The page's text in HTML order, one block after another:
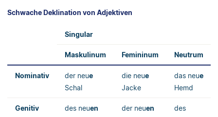
Schwache Deklination von Adjektiven
Singular
Maskulinum Femininum Neutrum
Nominativ der neue
Schal
die neue
Jacke
das neue
Hemd
Genitiv des neuen
der neuen
des